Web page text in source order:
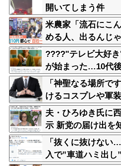
開いてしまう件
米農家「流石にこ
める人、出るんじ
????"テレビ大好
が始まった…10代
ぼ見ない"
「神聖なる場所で
けるコスプレや軍
夫・ひろゆき氏に
示 新党の届け出を
係が保てず夫婦を
「抜くに抜けな
入で”車道ハミ出し